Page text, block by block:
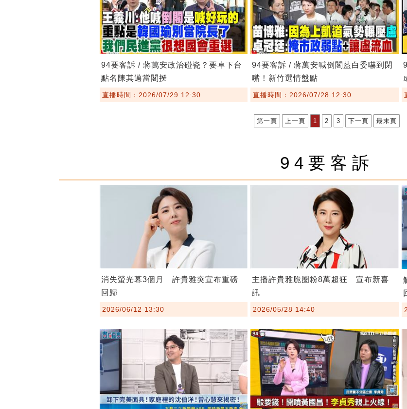
94要客訴 / 蔣萬安政治碰瓷？要卓下台
點名陳其邁當閣揆
直播時間：2026/07/29 12:30
94要客訴 / 蔣萬安喊倒閣藍白委嚇到閉
嘴！新竹選情盤點
直播時間：2026/07/28 12:30
第一頁 上一頁 1 2 3 下一頁 最末頁
94要客訴
消失螢光幕3個月 許貴雅突宣布重磅
回歸
2026/06/12 13:30
主播許貴雅脆圈粉8萬超狂 宣布新喜
訊
2026/05/28 14:40